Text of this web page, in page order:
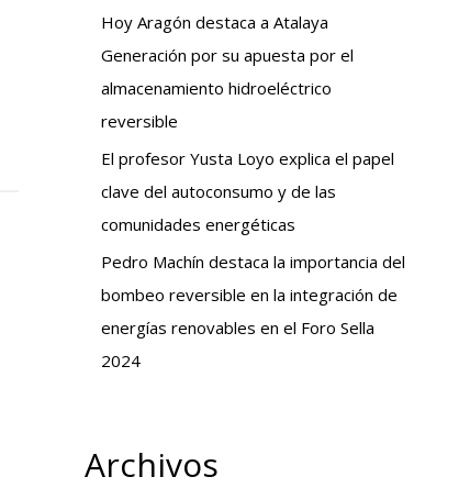
Hoy Aragón destaca a Atalaya
Generación por su apuesta por el
almacenamiento hidroeléctrico
reversible
El profesor Yusta Loyo explica el papel
clave del autoconsumo y de las
comunidades energéticas
Pedro Machín destaca la importancia del
bombeo reversible en la integración de
energías renovables en el Foro Sella
2024
Archivos